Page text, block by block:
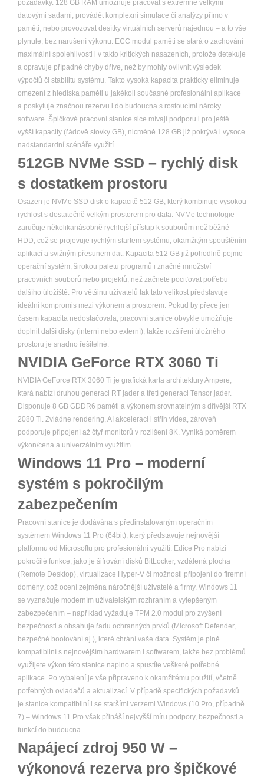
požadavky. 128 GB RAM umožňuje pracovat s extrémně velkými
datovými sadami, provádět komplexní simulace či analýzy přímo v
paměti, nebo provozovat desítky virtuálních serverů najednou – a to vše
plynule, bez narušení výkonu. ECC modul paměti se stará o zachování
maximální spolehlivosti i v takto kritických nasazeních, protože detekuje
a opravuje případné chyby dříve, než by mohly ovlivnit výsledek
výpočtů či stabilitu systému. Takto vysoká kapacita prakticky eliminuje
omezení z hlediska paměti u jakékoli současné profesionální aplikace
a poskytuje značnou rezervu i do budoucna s rostoucími nároky
software. Špičkové pracovní stanice sice mívají podporu i pro ještě
vyšší kapacity (řádově stovky GB), nicméně 128 GB již pokrývá i vysoce
nadstandardní scénáře využití.
512GB NVMe SSD – rychlý disk
s dostatkem prostoru
Osazen je NVMe SSD disk o kapacitě 512 GB, který kombinuje vysokou
rychlost s dostatečně velkým prostorem pro data. NVMe technologie
zaručuje několikanásobně rychlejší přístup k souborům než běžné
HDD, což se projevuje rychlým startem systému, okamžitým spouštěním
aplikací a svižným přesunem dat. Kapacita 512 GB již pohodlně pojme
operační systém, širokou paletu programů i značné množství
pracovních souborů nebo projektů, než začnete pociťovat potřebu
dalšího úložiště. Pro většinu uživatelů tak tato velikost představuje
ideální kompromis mezi výkonem a prostorem. Pokud by přece jen
časem kapacita nedostačovala, pracovní stanice obvykle umožňuje
doplnit další disky (interní nebo externí), takže rozšíření úložného
prostoru je snadno řešitelné.
NVIDIA GeForce RTX 3060 Ti
NVIDIA GeForce RTX 3060 Ti je grafická karta architektury Ampere,
která nabízí druhou generaci RT jader a třetí generaci Tensor jader.
Disponuje 8 GB GDDR6 paměti a výkonem srovnatelným s dřívější RTX
2080 Ti. Zvládne rendering, AI akceleraci i střih videa, zároveň
podporuje připojení až čtyř monitorů v rozlišení 8K. Vyniká poměrem
výkon/cena a univerzálním využitím.
Windows 11 Pro – moderní
systém s pokročilým
zabezpečením
Pracovní stanice je dodávána s předinstalovaným operačním
systémem Windows 11 Pro (64bit), který představuje nejnovější
platformu od Microsoftu pro profesionální využití. Edice Pro nabízí
pokročilé funkce, jako je šifrování disků BitLocker, vzdálená plocha
(Remote Desktop), virtualizace Hyper-V či možnosti připojení do firemní
domény, což ocení zejména náročnější uživatelé a firmy. Windows 11
se vyznačuje moderním uživatelským rozhraním a vylepšeným
zabezpečením – například vyžaduje TPM 2.0 modul pro zvýšení
bezpečnosti a obsahuje řadu ochranných prvků (Microsoft Defender,
bezpečné bootování aj.), které chrání vaše data. Systém je plně
kompatibilní s nejnovějším hardwarem i softwarem, takže bez problémů
využijete výkon této stanice naplno a spustíte veškeré potřebné
aplikace. Po vybalení je vše připraveno k okamžitému použití, včetně
potřebných ovladačů a aktualizací. V případě specifických požadavků
je stanice kompatibilní i se staršími verzemi Windows (10 Pro, případně
7) – Windows 11 Pro však přináší nejvyšší míru podpory, bezpečnosti a
funkcí do budoucna.
Napájecí zdroj 950 W –
výkonová rezerva pro špičkové